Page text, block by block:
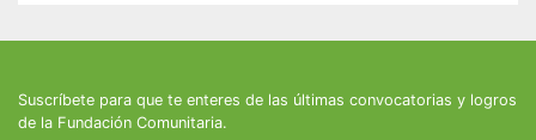
Suscríbete para que te enteres de las últimas convocatorias y logros
de la Fundación Comunitaria.